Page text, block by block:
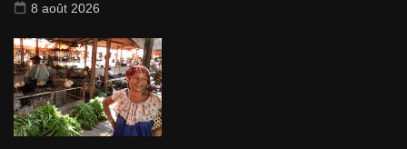
8 août 2026